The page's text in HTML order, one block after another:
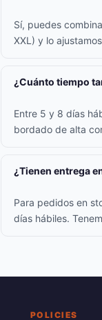
Sí, puedes
XXL) y lo
¿Cuánto tiempo
Entre 5 y 8 días
bordado de alta
¿Tienen entrega
Para pedidos en
días hábiles.
POLICIES